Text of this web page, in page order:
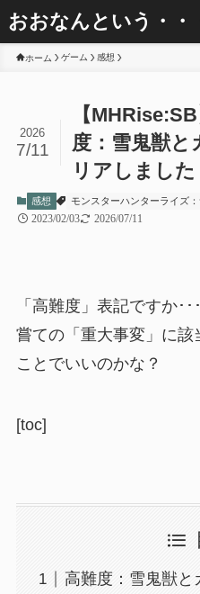
おおなんという・・
ホーム ゲーム 感想
【
度：雪鬼獣と
リアしました
2026
7/11
感想 モンスターハンターライズ
2023/02/03
2026/07/11
「高難度」表記ですか･･･
嘗ての「重大事変」に該
ことでいいのかな？
[toc]
高難度：雪鬼獣と